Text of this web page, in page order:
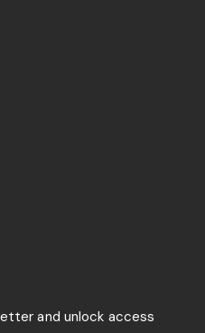
and unlock access